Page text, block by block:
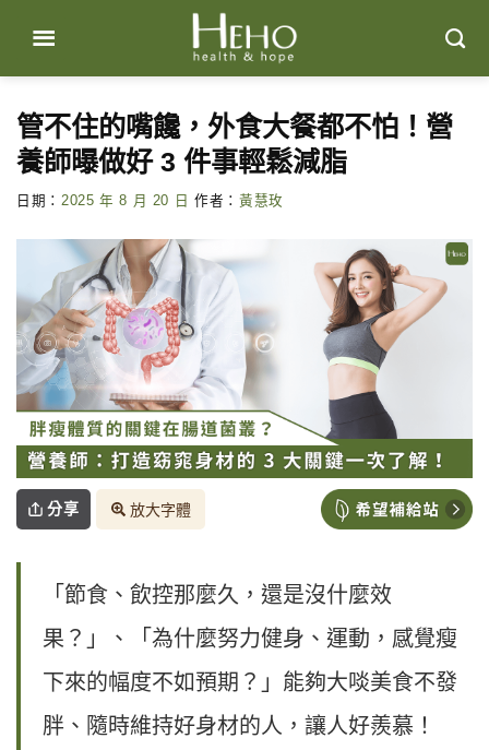
content
管不住的嘴饞，外食大餐都不怕！營
養師曝做好 3 件事輕鬆減脂
日期： 2025 年 8 月 20 日 作者： 黃慧玫
分享 放大字體
「節食、飲控那麼久，還是沒什麼效
果？」、「為什麼努力健身、運動，感覺瘦
下來的幅度不如預期？」能夠大啖美食不發
胖、隨時維持好身材的人，讓人好羨慕！